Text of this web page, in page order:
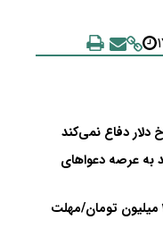
دلار دفاع نمی‌کند
به عرصه دعواهای
افزایش وام بازنشستگان به ۳۰ میلیون تومان/مهلت